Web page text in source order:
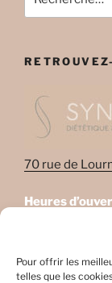
Pour offrir les
telles que les
pour
70 rue de
Heures
Lundi:
Mercredi:
Jeudi: 08:45-